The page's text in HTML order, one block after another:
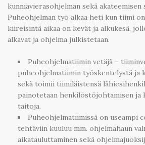
kunniavierasohjelman sekä akateemisen
Puheohjelman työ alkaa heti kun tiimi
kiireisintä aikaa on kevät ja alkukesä,
alkavat ja ohjelma julkistetaan.
Puheohjelmatiimin vetäjä –
puheohjelmatiimin työskentelystä ja
sekä toimii tiimiläistensä
painotetaan henkilöstöjohtamisen ja
taitoja.
Puheohjelmatiimissä on useampi
tehtäviin kuuluu mm. ohjelmahaun
aikatauluttaminen sekä